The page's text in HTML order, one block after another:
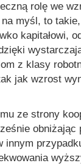
rolę we
myśl, to
kapitałowi,
z klasy
jak wzrost
ze strony
obniżając
innym